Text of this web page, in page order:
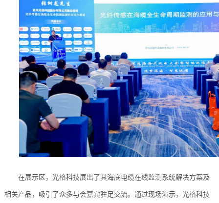
在展示区，光格科技展出了其海底电缆在线监测系统解决方案及
相关产品，吸引了众多与会嘉宾驻足交流。通过现场演示，光格科技